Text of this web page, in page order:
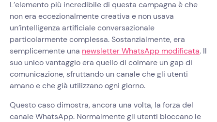
L’elemento più incredibile di questa campagna è che
non era eccezionalmente creativa e non usava
un’intelligenza artificiale conversazionale
particolarmente complessa. Sostanzialmente, era
semplicemente una newsletter WhatsApp modificata. Il
suo unico vantaggio era quello di colmare un gap di
comunicazione, sfruttando un canale che gli utenti
amano e che già utilizzano ogni giorno.
Questo caso dimostra, ancora una volta, la forza del
canale WhatsApp. Normalmente gli utenti bloccano le